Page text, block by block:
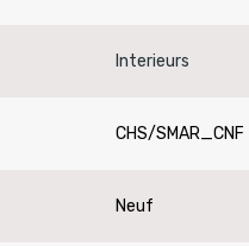
Interieurs
CHS/SMAR_CNF
Neuf